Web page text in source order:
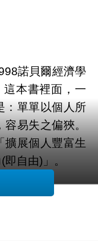
諾貝爾經濟學
本書裡面，一
：單單以個人所
易失之偏狹。
擴展個人豐富生
自由)」。
得的成長」來
的發展指標；